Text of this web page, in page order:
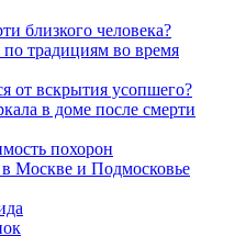
близкого человека?
традициям во время
от вскрытия усопшего?
в доме после смерти
похорон
Москве и Подмосковье